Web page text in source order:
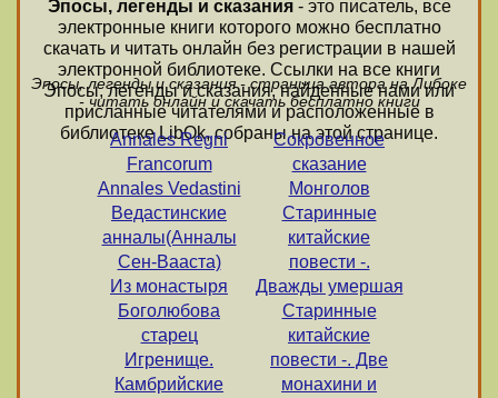
Эпосы, легенды и сказания- это писатель, все
электронные книги которого можно бесплатно
скачать и читать онлайн без регистрации в нашей
электронной библиотеке. Ссылки на все книги
Эпосы, легенды и сказания, найденные нами или
присланные читателями и расположенные в
библиотеке LibOk, собраны на этой странице.
Эпосы, легенды и сказания - страница автора на Либоке
- читать онлайн и скачать бесплатно книги
Annales Regni
Francorum
Annales Vedastini
Ведастинские
анналы(Анналы
Сен-Вааста)
Из монастыря
Боголюбова
старец
Игренище.
Камбрийские
Сокровенное
сказание
Монголов
Старинные
китайские
повести -.
Дважды умершая
Старинные
китайские
повести -. Две
монахини и